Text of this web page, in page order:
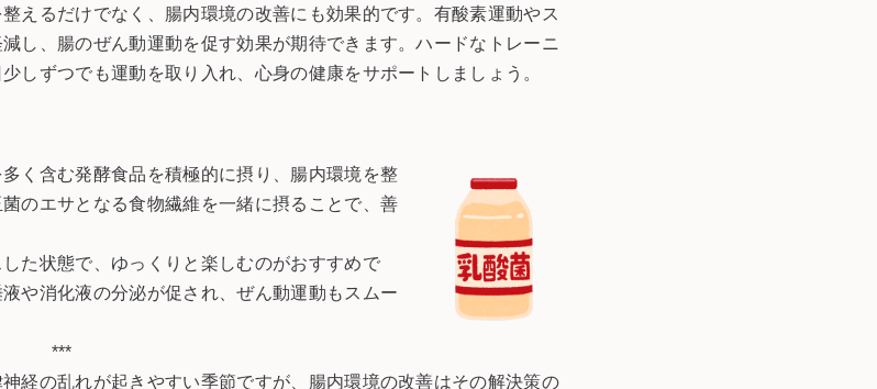
えるだけでなく、腸内環境の改善にも効果的です。有酸素運動やス
し、腸のぜん動運動を促す効果が期待できます。ハードなトレーニ
しずつでも運動を取り入れ、心身の健康をサポートしましょう。
く含む発酵食品を積極的に摂り、腸内環境を整
のエサとなる食物繊維を一緒に摂ることで、善
た状態で、ゆっくりと楽しむのがおすすめで
や消化液の分泌が促され、ぜん動運動もスムー
***
経の乱れが起きやすい季節ですが、腸内環境の改善はその解決策の